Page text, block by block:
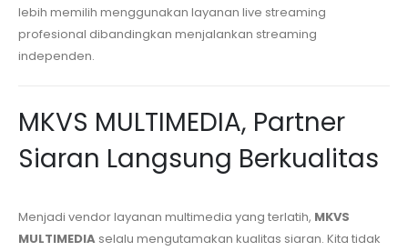
lebih memilih menggunakan layanan live streaming
profesional dibandingkan menjalankan streaming
independen.
MKVS MULTIMEDIA, Partner
Siaran Langsung Berkualitas
Menjadi vendor layanan multimedia yang terlatih, MKVS
MULTIMEDIA selalu mengutamakan kualitas siaran. Kita tidak